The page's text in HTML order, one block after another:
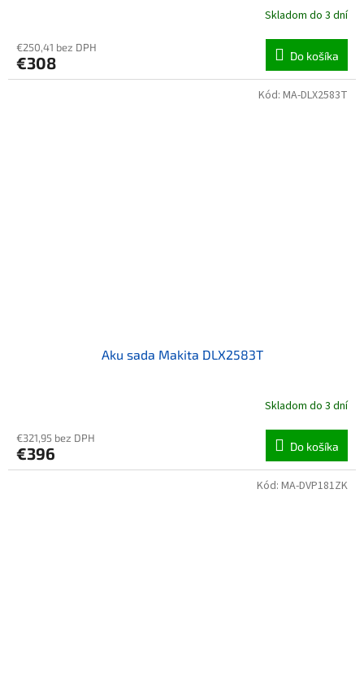
Skladom do 3 dní
€250,41 bez DPH
€308 Do košíka
Aku sada Makita DLX2583T
Skladom do 3 dní
€321,95 bez DPH
€396 Do košíka
Kód: MA-DLX2583T
Kód: MA-DVP181ZK